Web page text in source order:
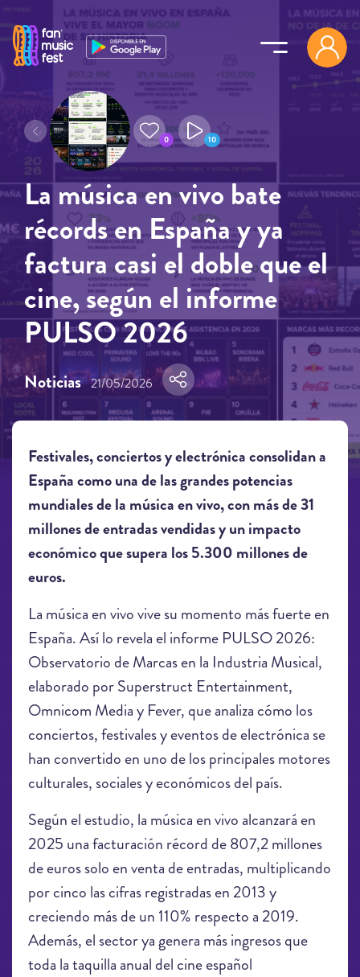
Pasar al contenido principal
0 10
Noticias 21/05/2026
La música en vivo bate
récords en España y ya
factura casi el doble que el
cine, según el informe
PULSO 2026
Festivales, conciertos y electrónica consolidan a
España como una de las grandes potencias
mundiales de la música en vivo, con más de 31
millones de entradas vendidas y un impacto
económico que supera los 5.300 millones de
euros.
La música en vivo vive su momento más fuerte en
España. Así lo revela el informe PULSO 2026:
Observatorio de Marcas en la Industria Musical,
elaborado por Superstruct Entertainment,
Omnicom Media y Fever, que analiza cómo los
conciertos, festivales y eventos de electrónica se
han convertido en uno de los principales motores
culturales, sociales y económicos del país.
Según el estudio, la música en vivo alcanzará en
2025 una facturación récord de 807,2 millones
de euros solo en venta de entradas, multiplicando
por cinco las cifras registradas en 2013 y
creciendo más de un 110% respecto a 2019.
Además, el sector ya genera más ingresos que
toda la taquilla anual del cine español